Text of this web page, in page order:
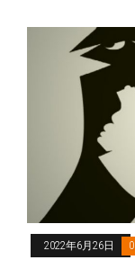
2022年6月26日 0